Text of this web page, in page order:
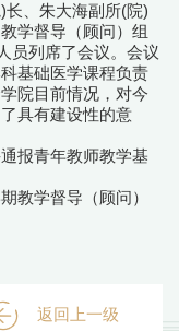
、朱大海副所(院)
学督导（顾问）组
员列席了会议。会议
基础医学课程负责
院目前情况，对今
具有建设性的意
报青年教师教学基
学督导（顾问）
返回上一级